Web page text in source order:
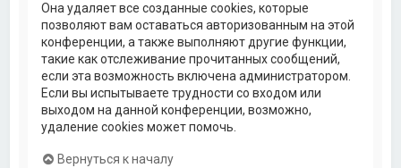
Она удаляет все созданные cookies, которые
позволяют вам оставаться авторизованным на этой
конференции, а также выполняют другие функции,
такие как отслеживание прочитанных сообщений,
если эта возможность включена администратором.
Если вы испытываете трудности со входом или
выходом на данной конференции, возможно,
удаление cookies может помочь.
Вернуться к началу